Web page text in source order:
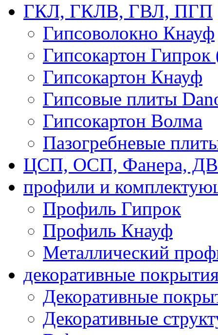
ГКЛ, ГКЛВ, ГВЛ, ПГП
Гипсоволокно Кнауф
Гипсокартон Гипрок
Гипсокартон Кнауф
Гипсовые плиты
Гипсокартон Волма
Пазогребневые
ЦСП, ОСП, Фанера,
профили и
Профиль Гипрок
Профиль Кнауф
Металлический
декоративные
Декоративные
Декоративные